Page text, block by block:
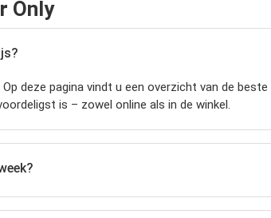
Only
deze pagina vindt u een overzicht van de
is – zowel online als in de winkel.